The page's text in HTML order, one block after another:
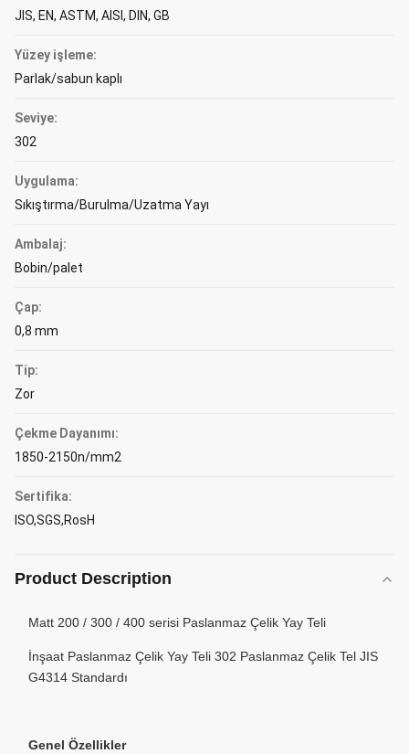
JIS, EN, ASTM, AISI, DIN, GB
Yüzey işleme:
Parlak/sabun kaplı
Seviye:
302
Uygulama:
Sıkıştırma/Burulma/Uzatma Yayı
Ambalaj:
Bobin/palet
Çap:
0,8 mm
Tip:
Zor
Çekme Dayanımı:
1850-2150n/mm2
Sertifika:
ISO,SGS,RosH
Product Description
Matt 200 / 300 / 400 serisi Paslanmaz Çelik Yay Teli
İnşaat Paslanmaz Çelik Yay Teli 302 Paslanmaz Çelik Tel JIS
G4314 Standardı
Genel Özellikler